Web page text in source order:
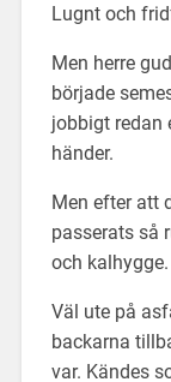
Lugnt och
Men herre
började
jobbigt redan
händer.
Men efter att
passerats så
och
Väl ute på
backarna
var. Kändes